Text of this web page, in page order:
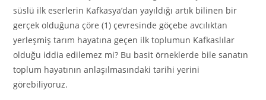
süslü ilk eserlerin Kafkasya’dan yayıldığı artık bilinen bir
gerçek olduğuna çöre (1) çevresinde göçebe avcılıktan
yerleşmiş tarım hayatına geçen ilk toplumun Kafkaslılar
olduğu iddia edilemez mi? Bu basit örneklerde bile sanatın
toplum hayatının anlaşılmasındaki tarihi yerini
görebiliyoruz.